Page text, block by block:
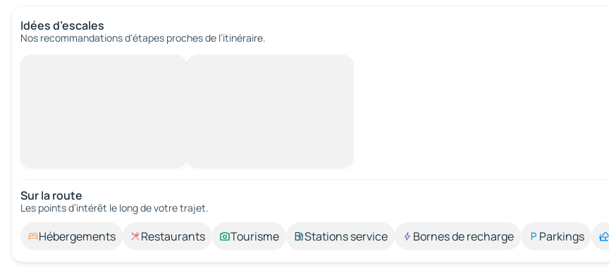
Idées d’escales
Nos recommandations d'étapes proches de l’itinéraire.
Sur la route
Les points d’intérêt le long de votre trajet.
Hébergements Restaurants Tourisme Stations service Bornes de recharge Parkings